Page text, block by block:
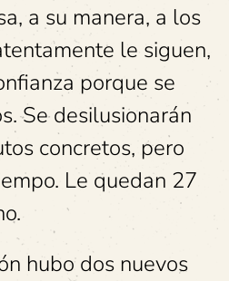
a su manera, a los
le siguen,
porque se
Se desilusionarán
concretos, pero
Le quedan 27
hubo dos nuevos